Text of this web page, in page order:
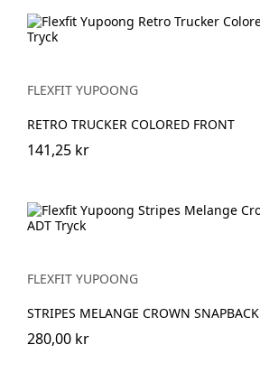
FLEXFIT YUPOONG
RETRO TRUCKER COLORED FRONT
141,25 kr
FLEXFIT YUPOONG
STRIPES MELANGE CROWN SNAPBACK
280,00 kr